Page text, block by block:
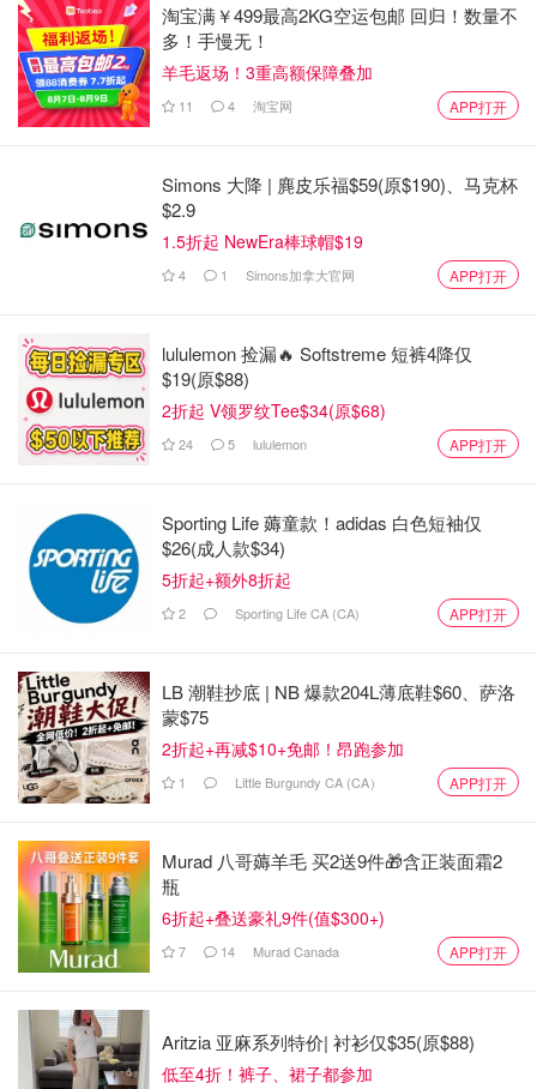
淘宝满￥499最高2KG空运包邮 回归！数量不
多！手慢无！
羊毛返场！3重高额保障叠加
11 4 淘宝网 APP打开
Simons 大降 | 麂皮乐福$59(原$190)、马克杯
$2.9
1.5折起 NewEra棒球帽$19
4 1 Simons加拿大官网 APP打开
lululemon 捡漏🔥 Softstreme 短裤4降仅
$19(原$88)
2折起 V领罗纹Tee$34(原$68)
24 5 lululemon APP打开
Sporting Life 薅童款！adidas 白色短袖仅
$26(成人款$34)
5折起+额外8折起
2 Sporting Life CA (CA) APP打开
LB 潮鞋抄底 | NB 爆款204L薄底鞋$60、萨洛
蒙$75
2折起+再减$10+免邮！昂跑参加
1 Little Burgundy CA (CA） APP打开
Murad 八哥薅羊毛 买2送9件🎁含正装面霜2
瓶
6折起+叠送豪礼9件(值$300+)
7 14 Murad Canada APP打开
Aritzia 亚麻系列特价| 衬衫仅$35(原$88)
低至4折！裤子、裙子都参加